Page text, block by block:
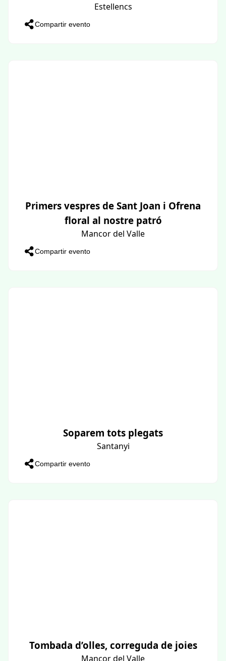
Estellencs
Compartir evento
Primers vespres de Sant Joan i Ofrena
floral al nostre patró
Mancor del Valle
Compartir evento
Soparem tots plegats
Santanyi
Compartir evento
Tombada d’olles, correguda de joies
Mancor del Valle